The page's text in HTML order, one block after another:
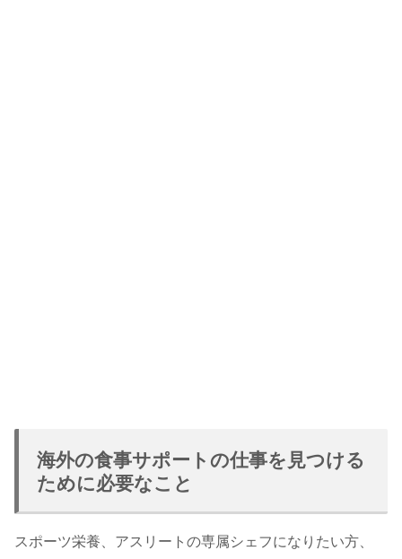
海外の食事サポートの仕事を見つける
ために必要なこと
スポーツ栄養、アスリートの専属シェフになりたい方、